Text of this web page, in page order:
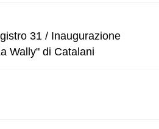
31 / Inaugurazione
Wally" di Catalani